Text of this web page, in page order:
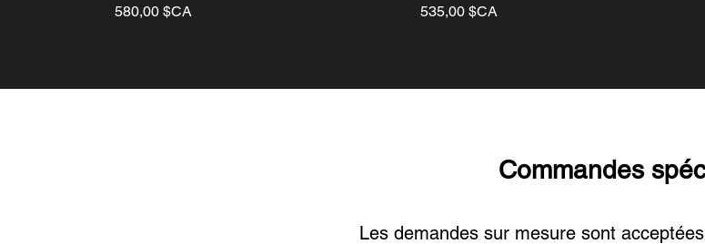
Prix
580,00 $CA Prix
535,00 $CA
Commandes
Les demandes sur mesure sont